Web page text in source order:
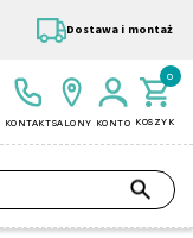
Dostawa i montaż
KONTAKTSALONY KONTO KOSZYK
0